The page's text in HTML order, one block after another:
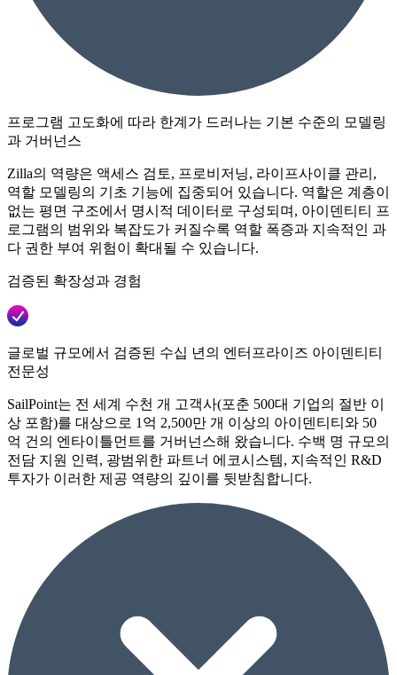
프로그램 고도화에 따라 한계가 드러나는 기본 수준의 모델링
과 거버넌스
Zilla의 역량은 액세스 검토, 프로비저닝, 라이프사이클 관리,
역할 모델링의 기초 기능에 집중되어 있습니다. 역할은 계층이
없는 평면 구조에서 명시적 데이터로 구성되며, 아이덴티티 프
로그램의 범위와 복잡도가 커질수록 역할 폭증과 지속적인 과
다 권한 부여 위험이 확대될 수 있습니다.
검증된 확장성과 경험
글로벌 규모에서 검증된 수십 년의 엔터프라이즈 아이덴티티
전문성
SailPoint는 전 세계 수천 개 고객사(포춘 500대 기업의 절반 이
상 포함)를 대상으로 1억 2,500만 개 이상의 아이덴티티와 50
억 건의 엔타이틀먼트를 거버넌스해 왔습니다. 수백 명 규모의
전담 지원 인력, 광범위한 파트너 에코시스템, 지속적인 R&D
투자가 이러한 제공 역량의 깊이를 뒷받침합니다.